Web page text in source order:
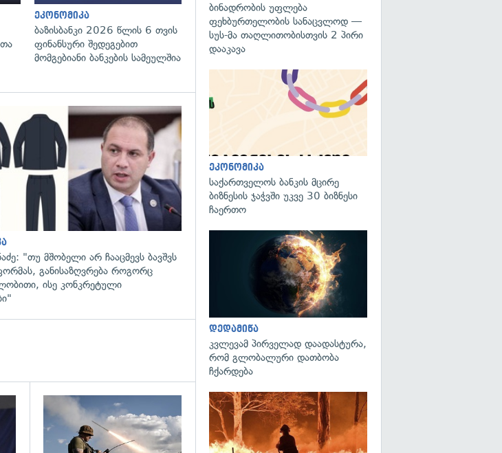
ეკონომიკა
ბაზისბანკი 2026 წლის 6 თვის
ფინანსური შედეგებით
მომგებიანი ბანკების სამეულშია
"თუ მშობელი არ ჩააცმევს ბავშვს
განისაზღვრება როგორც
ისე კონკრეტული
გადახედვა გადახედვა
ბინადრობის უფლება
ფეხბურთელობის სანაცვლოდ —
სუს-მა თაღლითობისთვის 2 პირი
დააკავა
ეკონომიკა
საქართველოს ბანკის მცირე
ბიზნესის ჯაჭვში უკვე 30 ბიზნესი
ჩაერთო
დედამიწა
კვლევამ პირველად დაადასტურა,
რომ გლობალური დათბობა
ჩქარდება